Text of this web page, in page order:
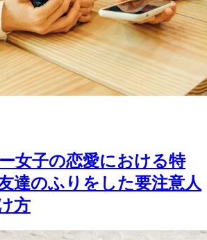
女子の恋愛における特
達のふりをした要注意人
方